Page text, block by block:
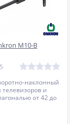
M10-B
наклонный
и
от 42 до